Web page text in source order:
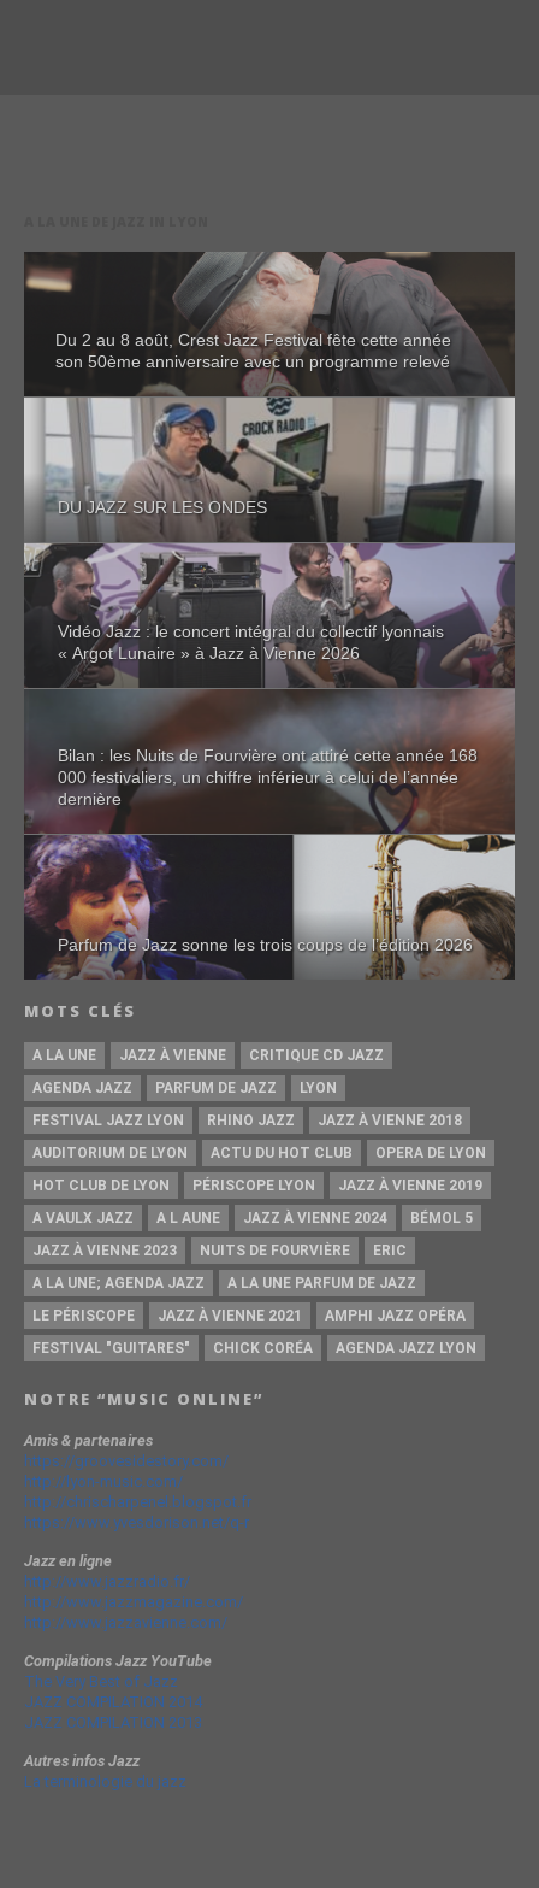
Du 2 au 8 août, Crest Jazz Festival fête cette année
son 50ème anniversaire avec un programme relevé
DU JAZZ SUR LES ONDES
Vidéo Jazz : le concert intégral du collectif lyonnais
« Argot Lunaire » à Jazz à Vienne 2026
Bilan : les Nuits de Fourvière ont attiré cette année 168
000 festivaliers, un chiffre inférieur à celui de l’année
dernière
Parfum de Jazz sonne les trois coups de l’édition 2026
MOTS CLÉS
A LA UNE JAZZ À VIENNE
CRITIQUE CD JAZZ
AGENDA JAZZ
PARFUM DE JAZZ
LYON
FESTIVAL JAZZ LYON
RHINO JAZZ
JAZZ À VIENNE 2018
AUDITORIUM DE LYON
ACTU DU HOT CLUB
OPERA DE LYON
HOT CLUB DE LYON
PÉRISCOPE LYON
JAZZ À VIENNE 2019
A VAULX JAZZ
A L AUNE JAZZ À VIENNE 2024
BÉMOL 5
JAZZ À VIENNE 2023
NUITS DE FOURVIÈRE
ERIC
A LA UNE; AGENDA JAZZ
A LA UNE PARFUM DE JAZZ
LE PÉRISCOPE
JAZZ À VIENNE 2021
AMPHI JAZZ OPÉRA
FESTIVAL "GUITARES"
CHICK CORÉA AGENDA JAZZ LYON
NOTRE “MUSIC ONLINE”
Amis & partenaires
https://groovesidestory.com/
http://lyon-music.com/
http://chrischarpenel.blogspot.fr
https://www.yvesdorison.net/q-r
Jazz en ligne
http://www.jazzradio.fr/
http://www.jazzmagazine.com/
http://www.jazzavienne.com/
Compilations Jazz YouTube
The Very Best of Jazz
JAZZ COMPILATION 2014
JAZZ COMPILATION 2013
Autres infos Jazz
La terminologie du jazz